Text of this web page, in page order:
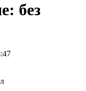
без